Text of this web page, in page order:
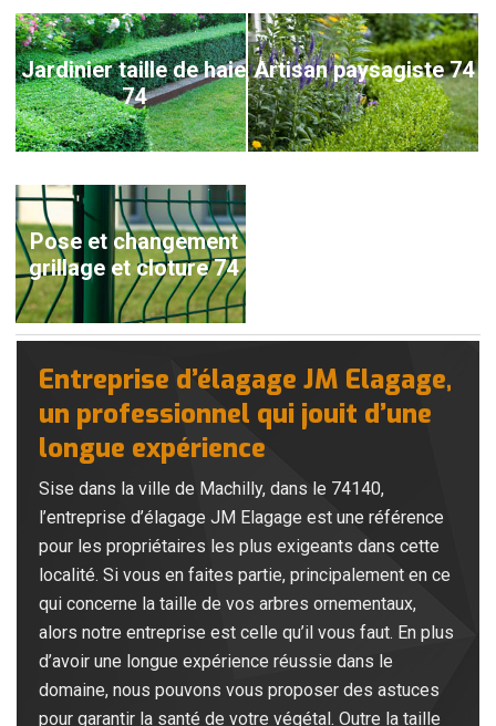
Jardinier taille de haie
74
Artisan paysagiste 74
Pose et changement
grillage et cloture 74
Entreprise d’élagage JM Elagage,
un professionnel qui jouit d’une
longue expérience
Sise dans la ville de Machilly, dans le 74140,
l’entreprise d’élagage JM Elagage est une référence
pour les propriétaires les plus exigeants dans cette
localité. Si vous en faites partie, principalement en ce
qui concerne la taille de vos arbres ornementaux,
alors notre entreprise est celle qu’il vous faut. En plus
d’avoir une longue expérience réussie dans le
domaine, nous pouvons vous proposer des astuces
pour garantir la santé de votre végétal. Outre la taille